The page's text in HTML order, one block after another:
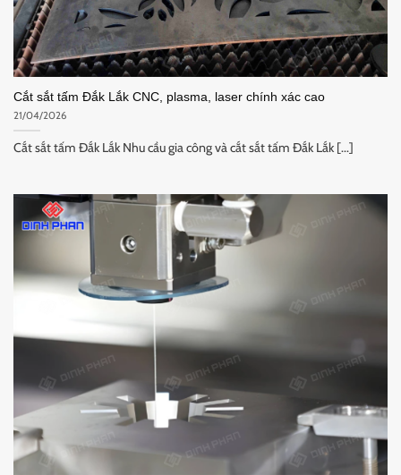
Cắt sắt tấm Đắk Lắk CNC, plasma, laser chính xác cao
21/04/2026
Cắt sắt tấm Đắk Lắk Nhu cầu gia công và cắt sắt tấm Đắk Lắk [...]